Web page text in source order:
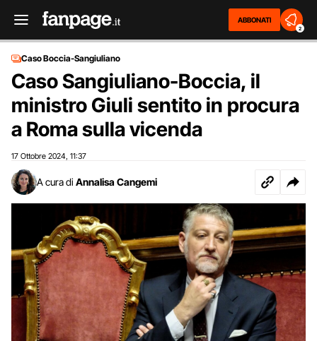
ABBONATI
2
Caso Boccia-Sangiuliano
Caso Sangiuliano-Boccia, il
ministro Giuli sentito in procura
a Roma sulla vicenda
17 Ottobre 2024 11:37
A cura di Annalisa Cangemi